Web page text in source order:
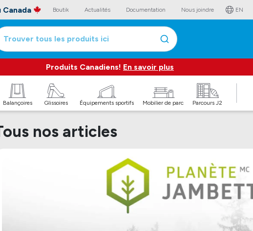
Boutik Actualités Documentation Nous joindre EN
Trouver tous les produits ici
Produits Canadiens! En savoir plus
Balançoires Glissoires Équipements sportifs Mobilier de parc Parcours J2
nos articles